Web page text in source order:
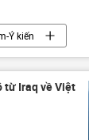
Ý kiến
Chính trị
dầu mỏ
từ Iraq về Việt